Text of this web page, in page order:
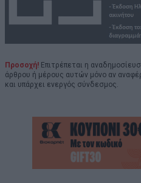
Προσοχή! Επιτρέπεται η
άρθρου ή μέρους αυτών μόνο αν
και υπάρχει ενεργός σύνδεσμος.